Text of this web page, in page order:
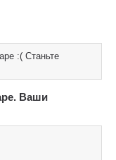
:( Станьте
Ваши